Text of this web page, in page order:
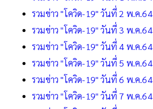
รวมข่าว "โควิด-19" วันที่ 2 พ.ค.64
รวมข่าว "โควิด-19" วันที่ 3 พ.ค.64
รวมข่าว "โควิด-19" วันที่ 4 พ.ค.64
รวมข่าว "โควิด-19" วันที่ 5 พ.ค.64
รวมข่าว "โควิด-19" วันที่ 6 พ.ค.64
รวมข่าว "โควิด-19" วันที่ 7 พ.ค.64